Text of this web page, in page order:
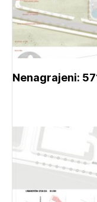
Nenagrajeni: